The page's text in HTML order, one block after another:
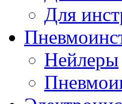
Для
Нейлеры